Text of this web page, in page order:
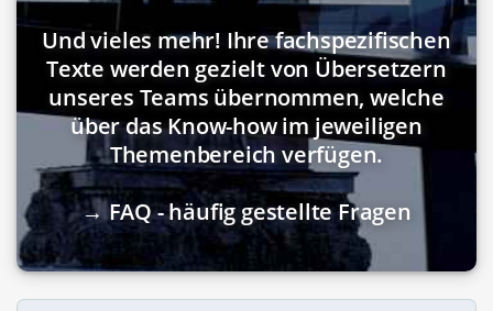
Und vieles mehr! Ihre fachspezifischen
Texte werden gezielt von Übersetzern
unseres Teams übernommen, welche
über das Know-how im jeweiligen
Themenbereich verfügen.
→ FAQ - häufig gestellte Fragen